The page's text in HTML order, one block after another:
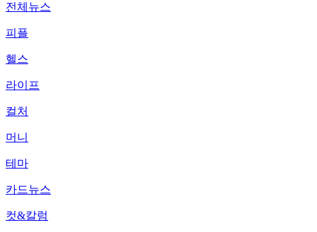
전체뉴스
피플
헬스
라이프
컬처
머니
테마
카드뉴스
컷&칼럼